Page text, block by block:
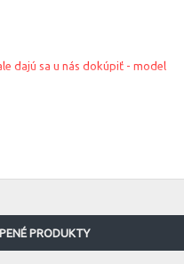
dajú sa u nás dokúpiť - model
PRODUKTY